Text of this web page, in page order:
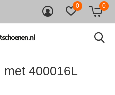
0 0
met 400016L